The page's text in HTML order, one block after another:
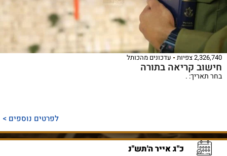
2,326,740 צפיות עדכונים מהכותל
חישוב קריאה בתורה
בחר תאריך: .
לפרטים נוספים >
כ"ג אייר ה'תש"נ